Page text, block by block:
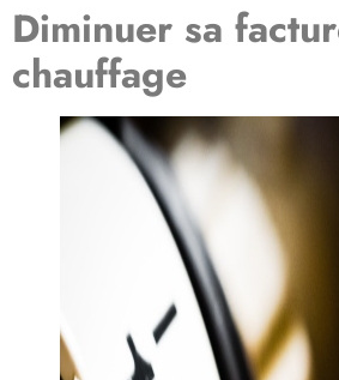
Diminuer sa
chauffage